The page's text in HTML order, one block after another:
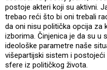
postoje akteri koji su aktivni.
trebao reći što bi oni trebali
da oni nisu politička opcija za
izborima. Činjenica je da su u
ideološke parametre naše
višepartijski sistem i
sfere iz političkog života.